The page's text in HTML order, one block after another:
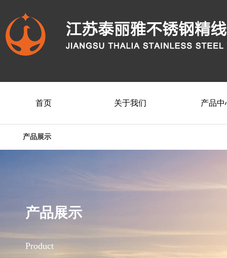
首页 关于我们 产品中
产品展示
产品展示
Product